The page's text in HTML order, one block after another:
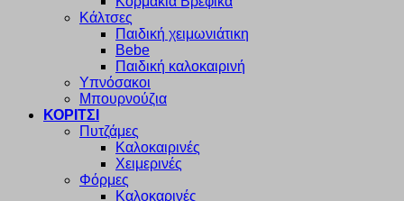
Κάλτσες
Παιδική χειμωνιάτικη
Bebe
Παιδική καλοκαιρινή
Υπνόσακοι
Μπουρνούζια
ΚΟΡΙΤΣΙ
Πυτζάμες
Καλοκαιρινές
Χειμερινές
Φόρμες
Καλοκαρινές